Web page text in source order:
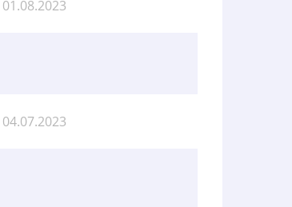
01.08.2023
04.07.2023